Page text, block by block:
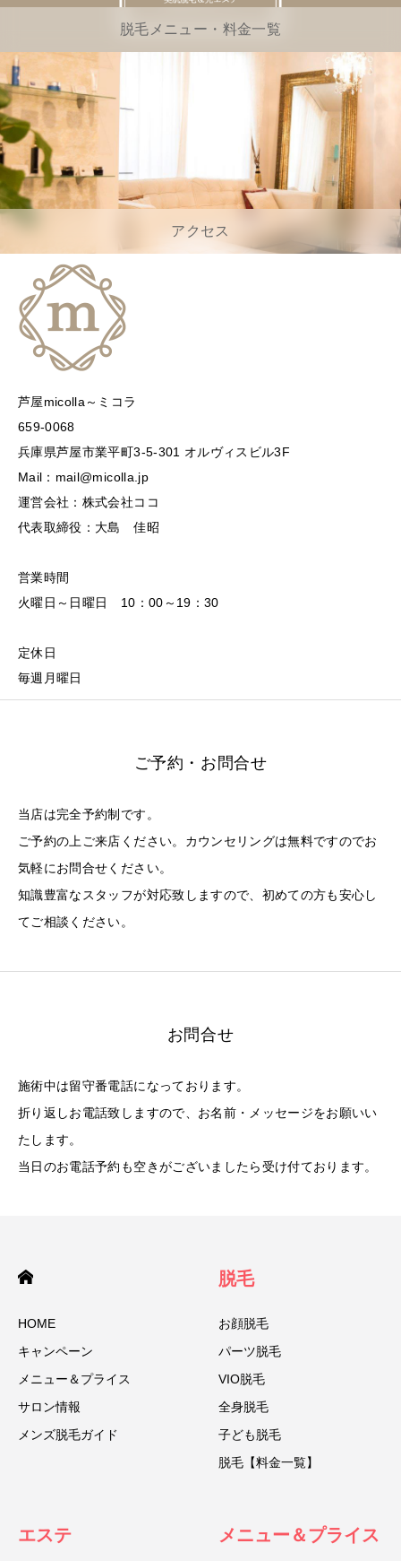
脱毛メニュー・料金一覧
アクセス
芦屋micolla～ミコラ
659-0068
兵庫県芦屋市業平町3-5-301 オルヴィスビル3F
Mail：mail@micolla.jp
運営会社：株式会社ココ
代表取締役：大島 佳昭
営業時間
火曜日～日曜日 10：00～19：30
定休日
毎週月曜日
ご予約・お問合せ
当店は完全予約制です。
ご予約の上ご来店ください。カウンセリングは無料ですのでお
気軽にお問合せください。
知識豊富なスタッフが対応致しますので、初めての方も安心し
てご相談ください。
お問合せ
施術中は留守番電話になっております。
折り返しお電話致しますので、お名前・メッセージをお願いい
たします。
当日のお電話予約も空きがございましたら受け付ております。
HOME
キャンペーン
メニュー＆プライス
サロン情報
メンズ脱毛ガイド
脱毛
お顔脱毛
パーツ脱毛
VIO脱毛
全身脱毛
子ども脱毛
脱毛【料金一覧】
エステ メニュー＆プライス